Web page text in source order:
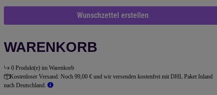
Wunschzettel erstellen
WARENKORB
0 Produkt(e) im Warenkorb
Kostenloser Versand: Noch 99,00 € und wir versenden kostenfrei mit DHL Paket Inland
nach Deutschland.